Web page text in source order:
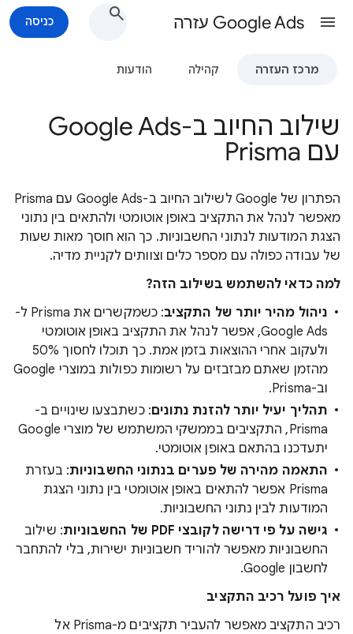
Google Ads עזרה כניסה
מרכז העזרה קהילה הודעות
שילוב החיוב ב-Google Ads
עם Prisma
הפתרון של Google לשילוב החיוב ב-Google Ads עם Prisma
מאפשר לנהל את התקציב באופן אוטומטי ולהתאים בין נתוני
הצגת המודעות לנתוני החשבוניות. כך הוא חוסך מאות שעות
של עבודה כפולה עם מספר כלים וצוותים לקניית מדיה.
למה כדאי להשתמש בשילוב הזה?
ניהול מהיר יותר של התקציב
: כשמקשרים את Prisma ל-
Google Ads, אפשר לנהל את התקציב באופן אוטומטי
ולעקוב אחרי ההוצאות בזמן אמת. כך תוכלו לחסוך 50%
מהזמן שאתם מבזבזים על רשומות כפולות במוצרי Google
וב-Prisma.
תהליך יעיל יותר להזנת נתונים: כשתבצעו שינויים ב-
Prisma, התקציבים בממשקי המשתמש של מוצרי Google
יתעדכנו בהתאם באופן אוטומטי.
התאמה מהירה של פערים בנתוני החשבוניות: בעזרת
Prisma אפשר להתאים באופן אוטומטי בין נתוני הצגת
המודעות לבין נתוני החשבוניות.
גישה על פי דרישה לקובצי PDF של החשבוניות
: שילוב
החשבוניות מאפשר להוריד חשבוניות ישירות, בלי להתחבר
לחשבון Google.
איך פועל רכיב התקציב
רכיב התקציב מאפשר להעביר תקציבים מ-Prisma אל